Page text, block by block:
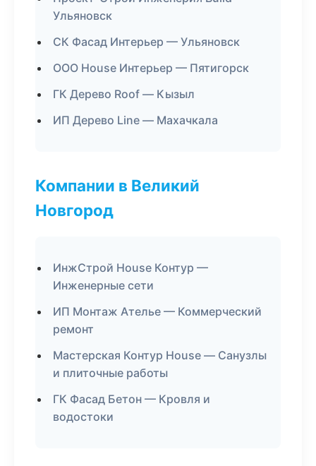
Ульяновск
СК Фасад Интерьер — Ульяновск
ООО House Интерьер — Пятигорск
ГК Дерево Roof — Кызыл
ИП Дерево Line — Махачкала
Компании в Великий
Новгород
ИнжСтрой House Контур —
Инженерные сети
ИП Монтаж Ателье — Коммерческий
ремонт
Мастерская Контур House — Санузлы
и плиточные работы
ГК Фасад Бетон — Кровля и
водостоки